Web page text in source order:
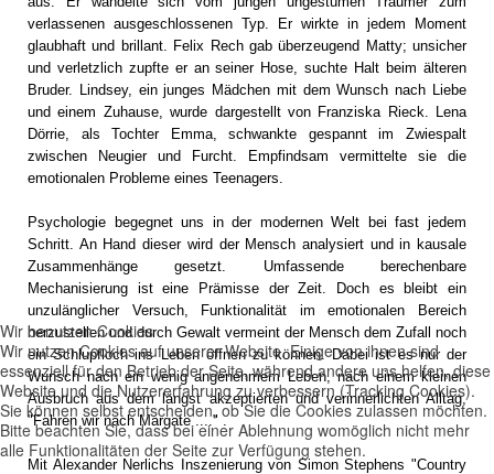
verlassenen ausgeschlossenen Typ. Er wirkte in jedem Moment
glaubhaft und brillant. Felix Rech gab überzeugend Matty; unsicher
und verletzlich zupfte er an seiner Hose, suchte Halt beim älteren
Bruder. Lindsey, ein junges Mädchen mit dem Wunsch nach Liebe
und einem Zuhause, wurde dargestellt von Franziska Rieck. Lena
Dörrie, als Tochter Emma, schwankte gespannt im Zwiespalt
zwischen Neugier und Furcht. Empfindsam vermittelte sie die
emotionalen Probleme eines Teenagers.
Psychologie begegnet uns in der modernen Welt bei fast jedem
Schritt. An Hand dieser wird der Mensch analysiert und in kausale
Zusammenhänge gesetzt. Umfassende berechenbare
Mechanisierung ist eine Prämisse der Zeit. Doch es bleibt ein
unzulänglicher Versuch, Funktionalität im emotionalen Bereich
herzustellen und durch Gewalt vermeint der Mensch dem Zufall noch
ein Schlupfloch ins Leben öffnen zu können. Dabei ist es nur der
Wunsch nach ein wenig angenehmem Leben, nach einem kleinen
Ausbruch aus dem längst akzeptierten und verinnerlichten Alltag,
"Fahren wir nach Margate ...." .
Mit Alexander Nerlichs Inszenierung von Simon Stephens "Country
Wir benutzen Cookies
Wir nutzen Cookies auf unserer Website. Einige von ihnen sind
essenziell für den Betrieb der Seite, während andere uns helfen, diese
Website und die Nutzererfahrung zu verbessern (Tracking Cookies).
Sie können selbst entscheiden, ob Sie die Cookies zulassen möchten.
Bitte beachten Sie, dass bei einer Ablehnung womöglich nicht mehr
alle Funktionalitäten der Seite zur Verfügung stehen.